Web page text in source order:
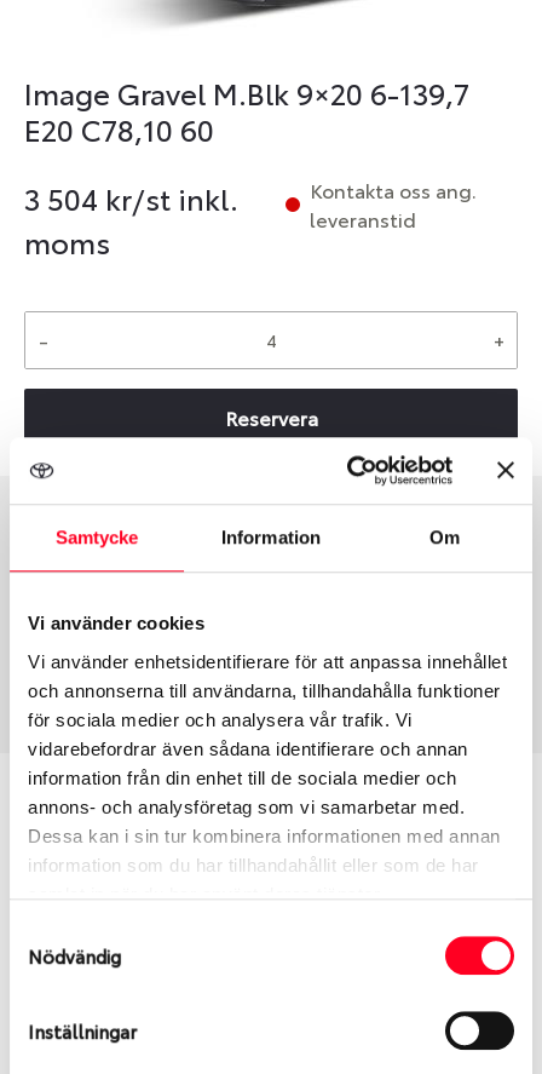
Samtycke Information Om
Vi använder cookies
Vi använder enhetsidentifierare för att anpassa innehållet
och annonserna till användarna, tillhandahålla funktioner
för sociala medier och analysera vår trafik. Vi
vidarebefordrar även sådana identifierare och annan
information från din enhet till de sociala medier och
annons- och analysföretag som vi samarbetar med.
Dessa kan i sin tur kombinera informationen med annan
information som du har tillhandahållit eller som de har
Nödvändig
Inställningar
Image Gravel M.Blk 9×20 6-139,7
E20 C78,10 60
3 504 kr/st inkl.
moms
Kontakta oss ang.
leveranstid
- +
Reservera
Group
Fälg PV/C LM
Tum
20
20
Centre Diameter
139.7
Art nummer
13919
Passar denna fälg min bil?
Ange registreringsnummer för att se om den fälg
Ibland kan fälgen ha bytts ut under årens lopp och
inte vara samma dimension som bilen hade ut från